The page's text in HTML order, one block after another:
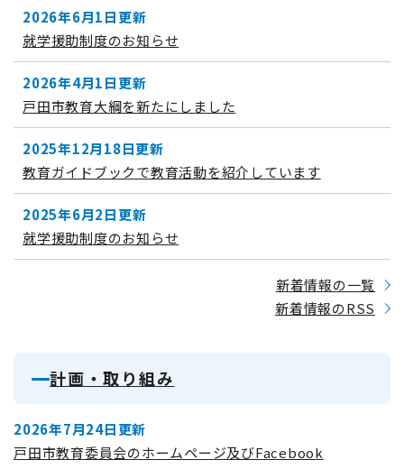
2026年6月1日更新
就学援助制度のお知らせ
2026年4月1日更新
戸田市教育大綱を新たにしました
2025年12月18日更新
教育ガイドブックで教育活動を紹介しています
2025年6月2日更新
就学援助制度のお知らせ
新着情報の一覧
新着情報のRSS
計画・取り組み
2026年7月24日更新
戸田市教育委員会のホームページ及びFacebook